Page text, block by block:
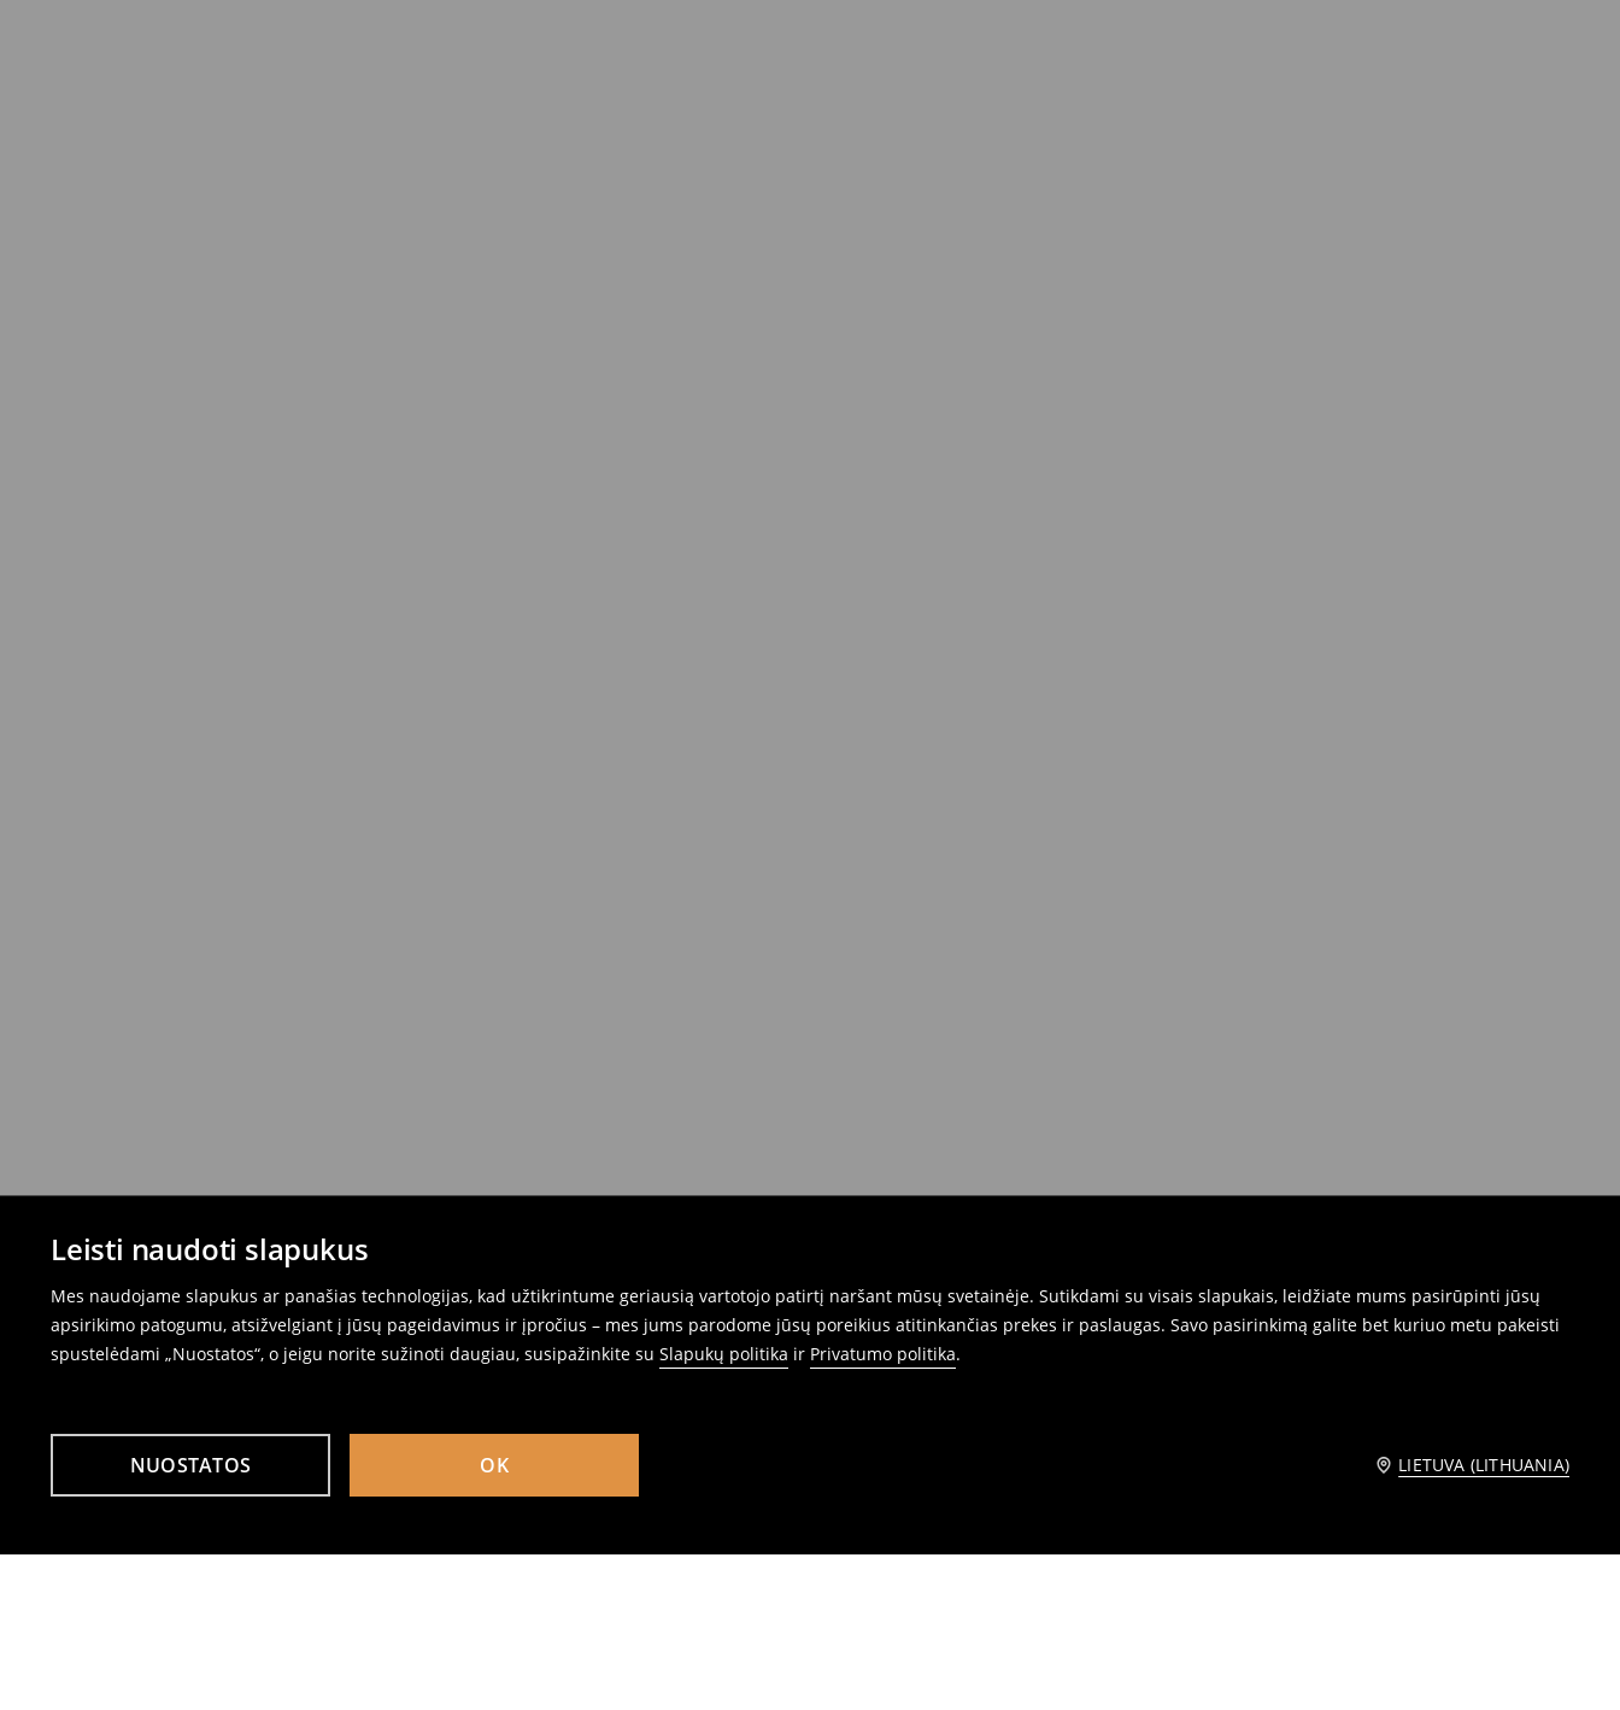
Leisti naudoti slapukus
Mes naudojame slapukus ar panašias technologijas, kad užtikrintume geriausią vartotojo patirtį naršant mūsų svetainėje. Sutikdami su visais slapukais, leidžiate mums pasirūpinti jūsų
apsirikimo patogumu, atsižvelgiant į jūsų pageidavimus ir įpročius – mes jums parodome jūsų poreikius atitinkančias prekes ir paslaugas. Savo pasirinkimą galite bet kuriuo metu pakeisti
spustelėdami „Nuostatos“, o jeigu norite sužinoti daugiau, susipažinkite su Slapukų politika ir Privatumo politika.
NUOSTATOS OK LIETUVA (LITHUANIA)